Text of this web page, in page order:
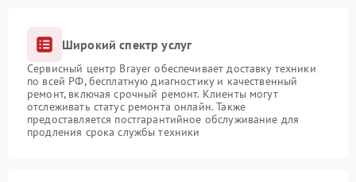
Широкий спектр услуг
Сервисный центр Brayer обеспечивает доставку техники
по всей РФ, бесплатную диагностику и качественный
ремонт, включая срочный ремонт. Клиенты могут
отслеживать статус ремонта онлайн. Также
предоставляется постгарантийное обслуживание для
продления срока службы техники